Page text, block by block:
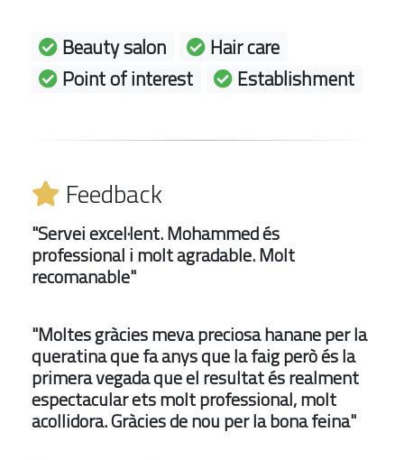
Beauty salon
Hair care
Point of interest
Establishment
Feedback
"Servei excel·lent. Mohammed és
professional i molt agradable. Molt
recomanable"
"Moltes gràcies meva preciosa hanane per la
queratina que fa anys que la faig però és la
primera vegada que el resultat és realment
espectacular ets molt professional, molt
acollidora. Gràcies de nou per la bona feina"